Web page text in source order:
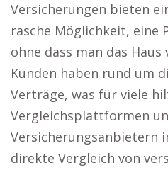
Versicherungen bieten
rasche Möglichkeit, eine
ohne dass man das Haus
Kunden haben rund um
Verträge, was für viele
Vergleichsplattformen
Versicherungsanbietern
direkte Vergleich von